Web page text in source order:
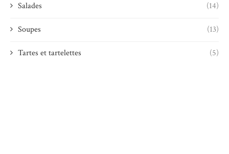
Salades (14)
Soupes (13)
Tartes et tartelettes (5)